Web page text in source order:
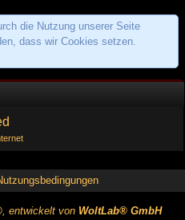
die Nutzung unserer Seite
dass wir Cookies setzen.
, entwickelt von WoltLab® GmbH